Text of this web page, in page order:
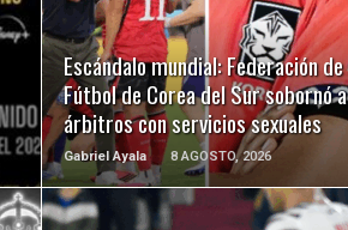
Escándalo mundial: Federación de
Fútbol de Corea del Sur sobornó a
árbitros con servicios sexuales
Gabriel Ayala 8 AGOSTO, 2026
LEER MÁS